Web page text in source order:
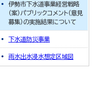
伊勢市下水道事業経営戦略
（案）パブリックコメント（意見
募集）の実施結果について
下水道防災事業
雨水出水浸水想定区域図